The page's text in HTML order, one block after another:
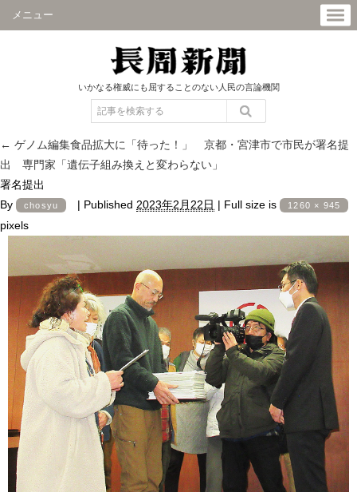
メニュー
いかなる権威にも屈することのない人民の言論機関
← ゲノム編集食品拡大に「待った！」 京都・宮津市で市民が署名提
出 専門家「遺伝子組み換えと変わらない」
署名提出
By
chosyu | Published 2023年2月22日 | Full size is 1260 × 945
pixels